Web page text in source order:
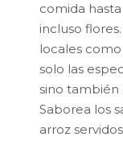
comida
incluso
locales
solo las
sino también
Saborea los
arroz